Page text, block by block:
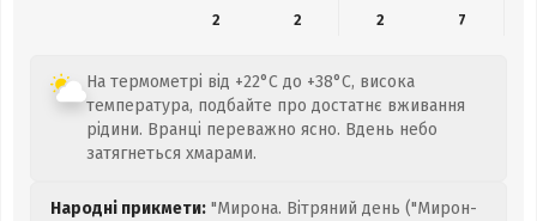
2
2 2 7
На термометрі від +22°C до +38°C, висока
температура, подбайте про достатнє вживання
рідини. Вранці переважно ясно. Вдень небо
затягнеться хмарами.
Народні прикмети: "Мирона. Вітряний день ("Мирон-